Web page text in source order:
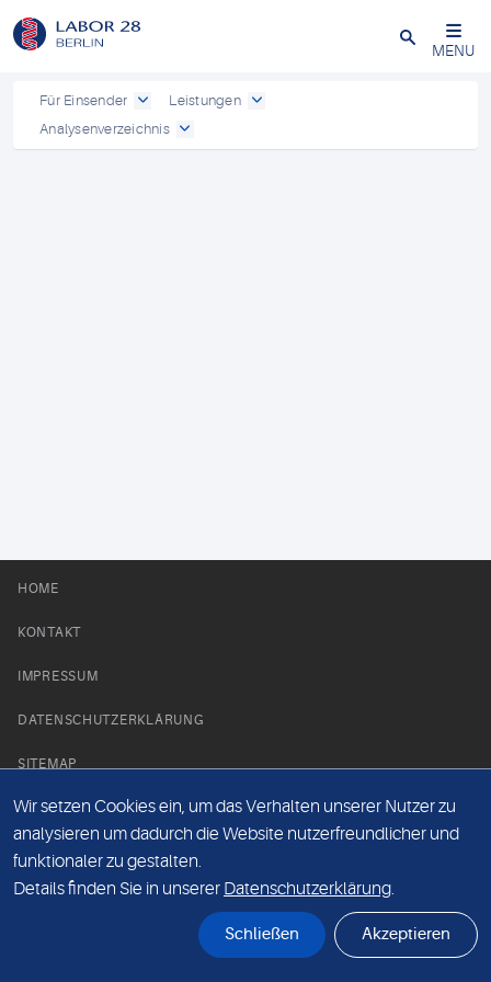
Schließen
MENU
Für Einsender
Leistungen
Analysenverzeichnis
HOME
KONTAKT
IMPRESSUM
DATENSCHUTZERKLÄRUNG
SITEMAP
NEWS PARTNER
Wir setzen Cookies ein, um das Verhalten unserer Nutzer zu
analysieren um dadurch die Website nutzerfreundlicher und
funktionaler zu gestalten.
Details finden Sie in unserer Datenschutzerklärung.
Schließen Akzeptieren